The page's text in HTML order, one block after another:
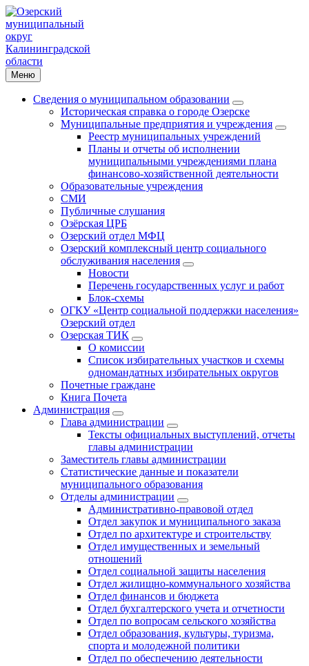
Меню
Сведения о муниципальном образовании
Историческая справка о городе Озерске
Муниципальные предприятия и учреждения
Реестр муниципальных учреждений
Планы и отчеты об исполнении
муниципальными учреждениями плана
финансово-хозяйственной деятельности
Образовательные учреждения
СМИ
Публичные слушания
Озёрская ЦРБ
Озерский отдел МФЦ
Озерский комплексный центр социального
обслуживания населения
Новости
Перечень государственных услуг и работ
Блок-схемы
ОГКУ «Центр социальной поддержки населения»
Озерский отдел
Озерская ТИК
О комиссии
Список избирательных участков и схемы
одномандатных избирательных округов
Почетные граждане
Книга Почета
Администрация
Глава администрации
Тексты официальных выступлений, отчеты
главы администрации
Заместитель главы администрации
Статистические данные и показатели
муниципального образования
Отделы администрации
Административно-правовой отдел
Отдел закупок и муниципального заказа
Отдел по архитектуре и строительству
Отдел имущественных и земельный
отношений
Отдел социальной защиты населения
Отдел жилищно-коммунального хозяйства
Отдел финансов и бюджета
Отдел бухгалтерского учета и отчетности
Отдел по вопросам сельского хозяйства
Отдел образования, культуры, туризма,
спорта и молодежной политики
Отдел по обеспечению деятельности